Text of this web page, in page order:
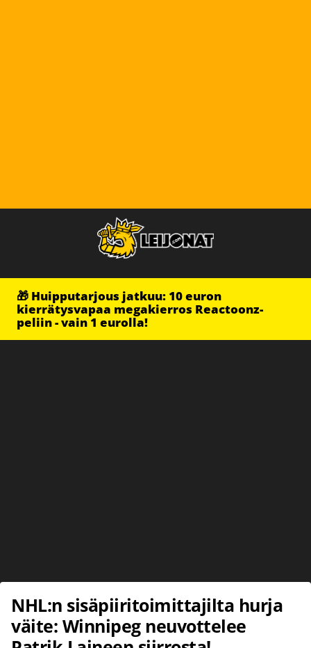
🎁 Huipputarjous jatkuu: 10 euron
kierrätysvapaa megakierros Reactoonz-
peliin - vain 1 eurolla!
NHL:n sisäpiiritoimittajilta hurja
väite: Winnipeg neuvottelee